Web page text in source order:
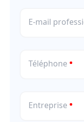
E-mail
Téléphone
Entreprise